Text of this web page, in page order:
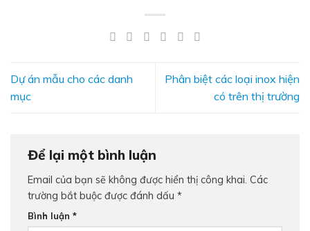
Dự án mẫu cho các danh
mục
Phân biệt các loại inox hiện
có trên thị trường
Để lại một bình luận
Email của bạn sẽ không được hiển thị công khai. Các
trường bắt buộc được đánh dấu *
Bình luận *